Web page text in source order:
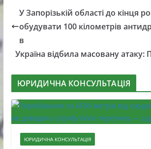
У Запорізькій області до кінця
обудувати 100 кілометрів
в
Україна відбила масовану
ЮРИДИЧНА КОНСУЛЬТАЦІЯ
ЮРИДИЧНА КОНСУЛЬТАЦІЯ